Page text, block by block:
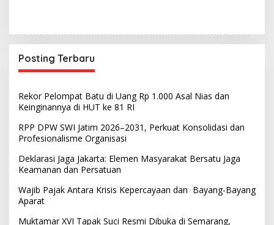
Posting Terbaru
Rekor Pelompat Batu di Uang Rp 1.000 Asal Nias dan
Keinginannya di HUT ke 81 RI
RPP DPW SWI Jatim 2026–2031, Perkuat Konsolidasi dan
Profesionalisme Organisasi
Deklarasi Jaga Jakarta: Elemen Masyarakat Bersatu Jaga
Keamanan dan Persatuan
Wajib Pajak Antara Krisis Kepercayaan dan Bayang-Bayang
Aparat
Muktamar XVI Tapak Suci Resmi Dibuka di Semarang,